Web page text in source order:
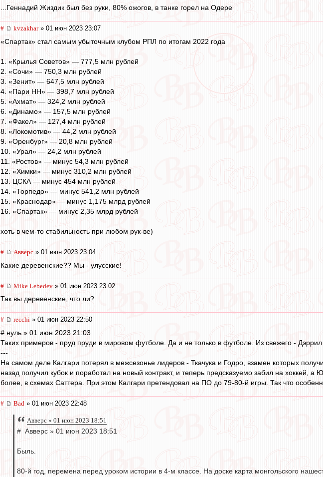
...Геннадий Жиздик был без руки, 80% ожогов, в танке горел на Одере
# kvzakhar» 01 июн 2023 23:07
«Спартак» стал самым убыточным клубом РПЛ по итогам 2022 года
1. «Крылья Советов» — 777,5 млн рублей
2. «Сочи» — 750,3 млн рублей
3. «Зенит» — 647,5 млн рублей
4. «Пари НН» — 398,7 млн рублей
5. «Ахмат» — 324,2 млн рублей
6. «Динамо» — 157,5 млн рублей
7. «Факел» — 127,4 млн рублей
8. «Локомотив» — 44,2 млн рублей
9. «Оренбург» — 20,8 млн рублей
10. «Урал» — 24,2 млн рублей
11. «Ростов» — минус 54,3 млн рублей
12. «Химки» — минус 310,2 млн рублей
13. ЦСКА — минус 454 млн рублей
14. «Торпедо» — минус 541,2 млн рублей
15. «Краснодар» — минус 1,175 млрд рублей
16. «Спартак» — минус 2,35 млрд рублей
хоть в чем-то стабильность при любом рук-ве)
# Авверс » 01 июн 2023 23:04
Какие деревенские?? Мы - улусские!
# Mike Lebedev » 01 июн 2023 23:02
Так вы деревенские, что ли?
# recchi » 01 июн 2023 22:50
# нуль » 01 июн 2023 21:03
Таких примеров - пруд пруди в мировом футболе. Да и не только в футболе. Из свежего -
---
На самом деле Калгари потерял в межсезонье лидеров - Ткачука и Годро, взамен которых
назад получил кубок и поработал на новый контракт, и теперь предсказуемо забил на хоккей, а
более, в схемах Саттера. При этом Калгари претендовал на ПО до 79-80-й игры. Так что
# Bad » 01 июн 2023 22:48
Авверс » 01 июн 2023 18:51
# Авверс » 01 июн 2023 18:51
Быль.
80-й год, перемена перед уроком истории в 4-м классе. На доске карта монгольского